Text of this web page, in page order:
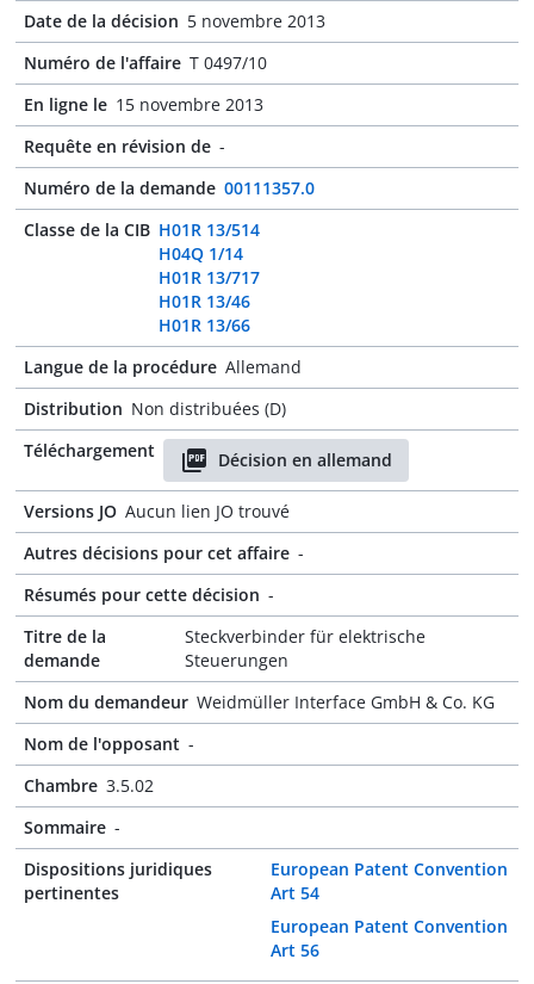
Date de la décision 5 novembre 2013
Numéro de l'affaire T 0497/10
En ligne le 15 novembre 2013
Requête en révision de -
Numéro de la demande 00111357.0
Classe de la CIB H01R 13/514
H04Q 1/14
H01R 13/717
H01R 13/46
H01R 13/66
Langue de la procédure Allemand
Distribution Non distribuées (D)
Téléchargement
Décision en allemand
Versions JO Aucun lien JO trouvé
Autres décisions pour cet affaire -
Résumés pour cette décision -
Titre de la
demande
Steckverbinder für elektrische
Steuerungen
Nom du demandeur Weidmüller Interface GmbH & Co. KG
Nom de l'opposant -
Chambre 3.5.02
Sommaire -
Dispositions juridiques
pertinentes
European Patent Convention
Art 54
European Patent Convention
Art 56